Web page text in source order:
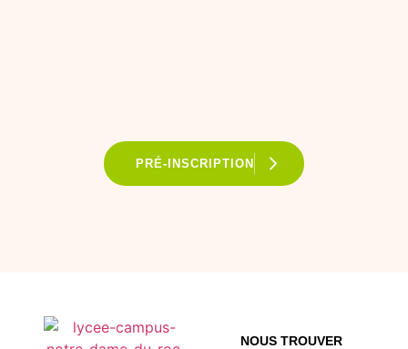
PRÉ-INSCRIPTION
NOUS TROUVER